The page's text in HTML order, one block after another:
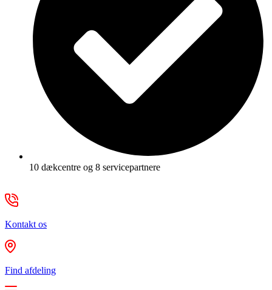
10 dækcentre og 8 servicepartnere
Kontakt os
Find afdeling